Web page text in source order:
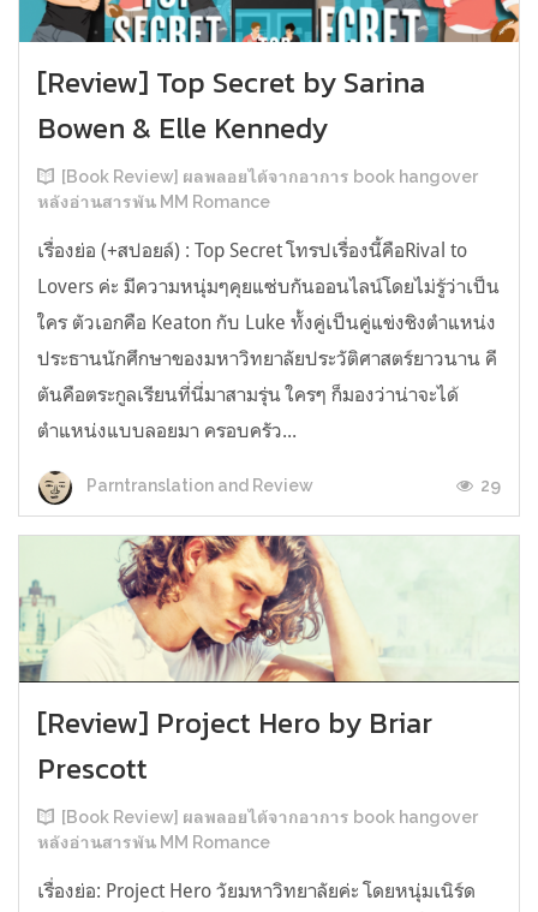
[Review] Top Secret by Sarina
Bowen & Elle Kennedy
[Book Review] ผลพลอยได้จากอาการ book hangover
หลังอ่านสารพัน MM Romance
เรื่องย่อ (+สปอยล์) : Top Secret โทรปเรื่องนี้คือRival to
Lovers ค่ะ มีความหนุ่มๆคุยแซ่บกันออนไลน์โดยไม่รู้ว่าเป็น
ใคร ตัวเอกคือ Keaton กับ Luke ทั้งคู่เป็นคู่แข่งชิงตำแหน่ง
ประธานนักศึกษาของมหาวิทยาลัยประวัติศาสตร์ยาวนาน คี
ตันคือตระกูลเรียนที่นี่มาสามรุ่น ใครๆ ก็มองว่าน่าจะได้
ตำแหน่งแบบลอยมา ครอบครัว...
Parntranslation and Review 29
[Review] Project Hero by Briar
Prescott
[Book Review] ผลพลอยได้จากอาการ book hangover
หลังอ่านสารพัน MM Romance
เรื่องย่อ: Project Hero วัยมหาวิทยาลัยค่ะ โดยหนุ่มเนิร์ด